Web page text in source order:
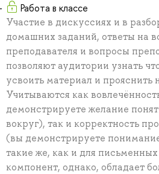
Работа в классе
Участие в дискуссиях и в
домашних заданий, ответы на
преподавателя и вопросы
позволяют аудитории узнать
усвоить материал и прояснить
Учитываются как
демонстрируете желание
вокруг), так и корректность
(вы демонстрируете
такие же, как и для
компонент, однако, обладает